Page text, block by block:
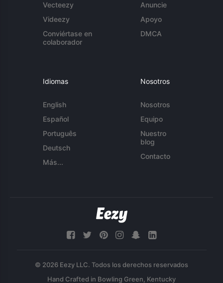
Vecteezy
Videezy
Conviértase en
colaborador
Anuncie
Apoyo
DMCA
Idiomas
English
Español
Português
Deutsch
Más...
Nosotros
Nosotros
Equipo
Nuestro
blog
Contacto
© 2026 Eezy LLC. Todos los derechos reservados